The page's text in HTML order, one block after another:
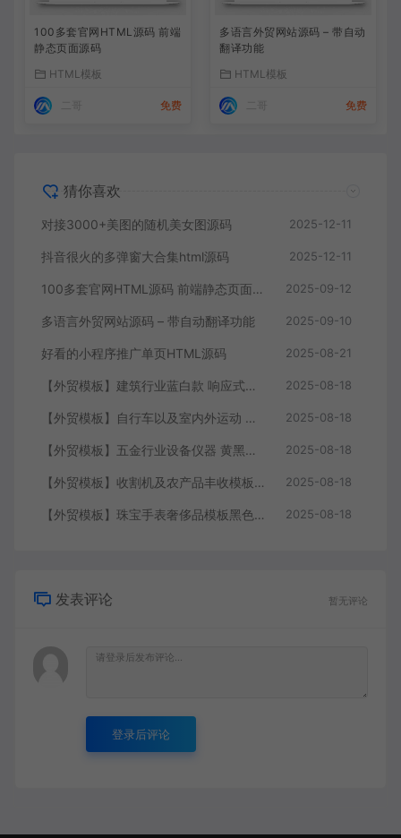
100多套官网HTML源码 前端
静态页面源码
HTML模板
免费
多语言外贸网站源码 – 带自动
翻译功能
HTML模板
免费
猜你喜欢
对接3000+美图的随机美女图源码 2025-12-11
抖音很火的多弹窗大合集html源码 2025-12-11
100多套官网HTML源码 前端静态页面源码 2025-09-12
多语言外贸网站源码 – 带自动翻译功能 2025-09-10
好看的小程序推广单页HTML源码 2025-08-21
【外贸模板】建筑行业蓝白款 响应式模板静态html文件 2025-08-18
【外贸模板】自行车以及室内外运动 黑灰 响应式模板静态html文件 2025-08-18
【外贸模板】五金行业设备仪器 黄黑款 响应式模板静态html文件 2025-08-18
【外贸模板】收割机及农产品丰收模板 绿色 响应式模板静态html文件 2025-08-18
【外贸模板】珠宝手表奢侈品模板黑色 响应式模板静态html文件 2025-08-18
发表评论 暂无评论
登录后评论